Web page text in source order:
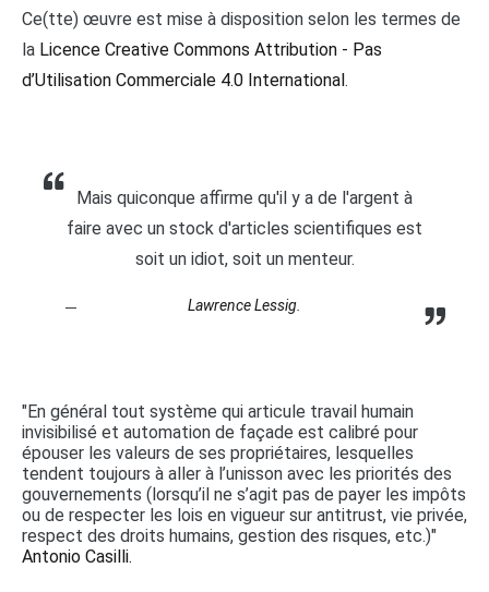
Ce(tte) œuvre est mise à disposition selon les termes de
la Licence Creative Commons Attribution - Pas
d’Utilisation Commerciale 4.0 International.
Mais quiconque affirme qu'il y a de l'argent à
faire avec un stock d'articles scientifiques est
soit un idiot, soit un menteur.
Lawrence Lessig.
"En général tout système qui articule travail humain
invisibilisé et automation de façade est calibré pour
épouser les valeurs de ses propriétaires, lesquelles
tendent toujours à aller à l’unisson avec les priorités des
gouvernements (lorsqu’il ne s’agit pas de payer les impôts
ou de respecter les lois en vigueur sur antitrust, vie privée,
respect des droits humains, gestion des risques, etc.)"
Antonio Casilli.